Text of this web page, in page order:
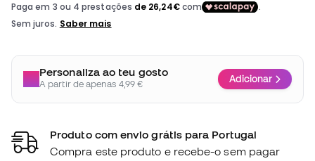
Personaliza ao teu gosto
A partir de apenas 4,99 € Adicionar
Produto com envio grátis para Portugal
Compra este produto e recebe-o sem pagar